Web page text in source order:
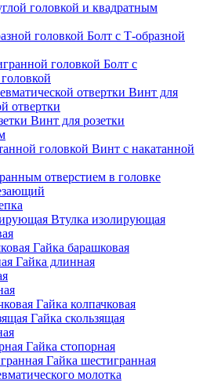
головкой и квадратным
Болт с Т-образной
Болт с
Винт для
отвертки
Винт для розетки
Винт с накатанной
отверстием в головке
Втулка изолирующая
Гайка барашковая
Гайка длинная
Гайка колпачковая
Гайка скользящая
Гайка стопорная
Гайка шестигранная
молотка